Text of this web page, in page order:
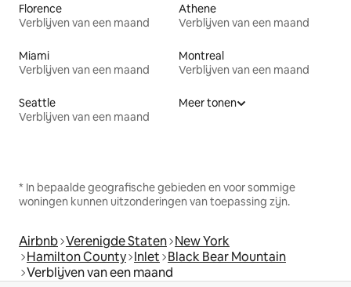
Florence
Verblijven van een maand
Athene
Verblijven van een maand
Miami
Verblijven van een maand
Montreal
Verblijven van een maand
Seattle
Verblijven van een maand
Meer tonen
* In bepaalde geografische gebieden en voor sommige
woningen kunnen uitzonderingen van toepassing zijn.
Airbnb Verenigde Staten New York
Hamilton County Inlet Black Bear Mountain
Verblijven van een maand